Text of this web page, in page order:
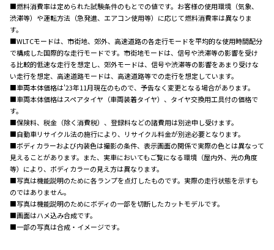
■燃料消費率は定められた試験条件のもとでの値です。お客様の使用環境（気象、
渋滞等）や運転方法（急発進、エアコン使用等）に応じて燃料消費率は異なりま
す。
■WLTCモードは、市街地、郊外、高速道路の各走行モードを平均的な使用時間配分
で構成した国際的な走行モードです。市街地モードは、信号や渋滞等の影響を受け
る比較的低速な走行を想定し、郊外モードは、信号や渋滞等の影響をあまり受けな
い走行を想定、高速道路モードは、高速道路等での走行を想定しています。
■車両本体価格は'23年11月現在のもので、予告なく変更となる場合があります。
■車両本体価格はスペアタイヤ（車両装着タイヤ）、タイヤ交換用工具付の価格で
す。
■保険料、税金（除く消費税）、登録料などの諸費用は別途申し受けます。
■自動車リサイクル法の施行により、リサイクル料金が別途必要となります。
■ボディカラーおよび内装色は撮影の条件、表示画面の関係で実際の色とは異なって
見えることがあります。また、実車においてもご覧になる環境（屋内外、光の角度
等）により、ボディカラーの見え方は異なります。
■写真は機能説明のために各ランプを点灯したものです。実際の走行状態を示すも
のではありません。
■写真は機能説明のためにボディの一部を切断したカットモデルです。
■画面はハメ込み合成です。
■一部の写真は合成・イメージです。